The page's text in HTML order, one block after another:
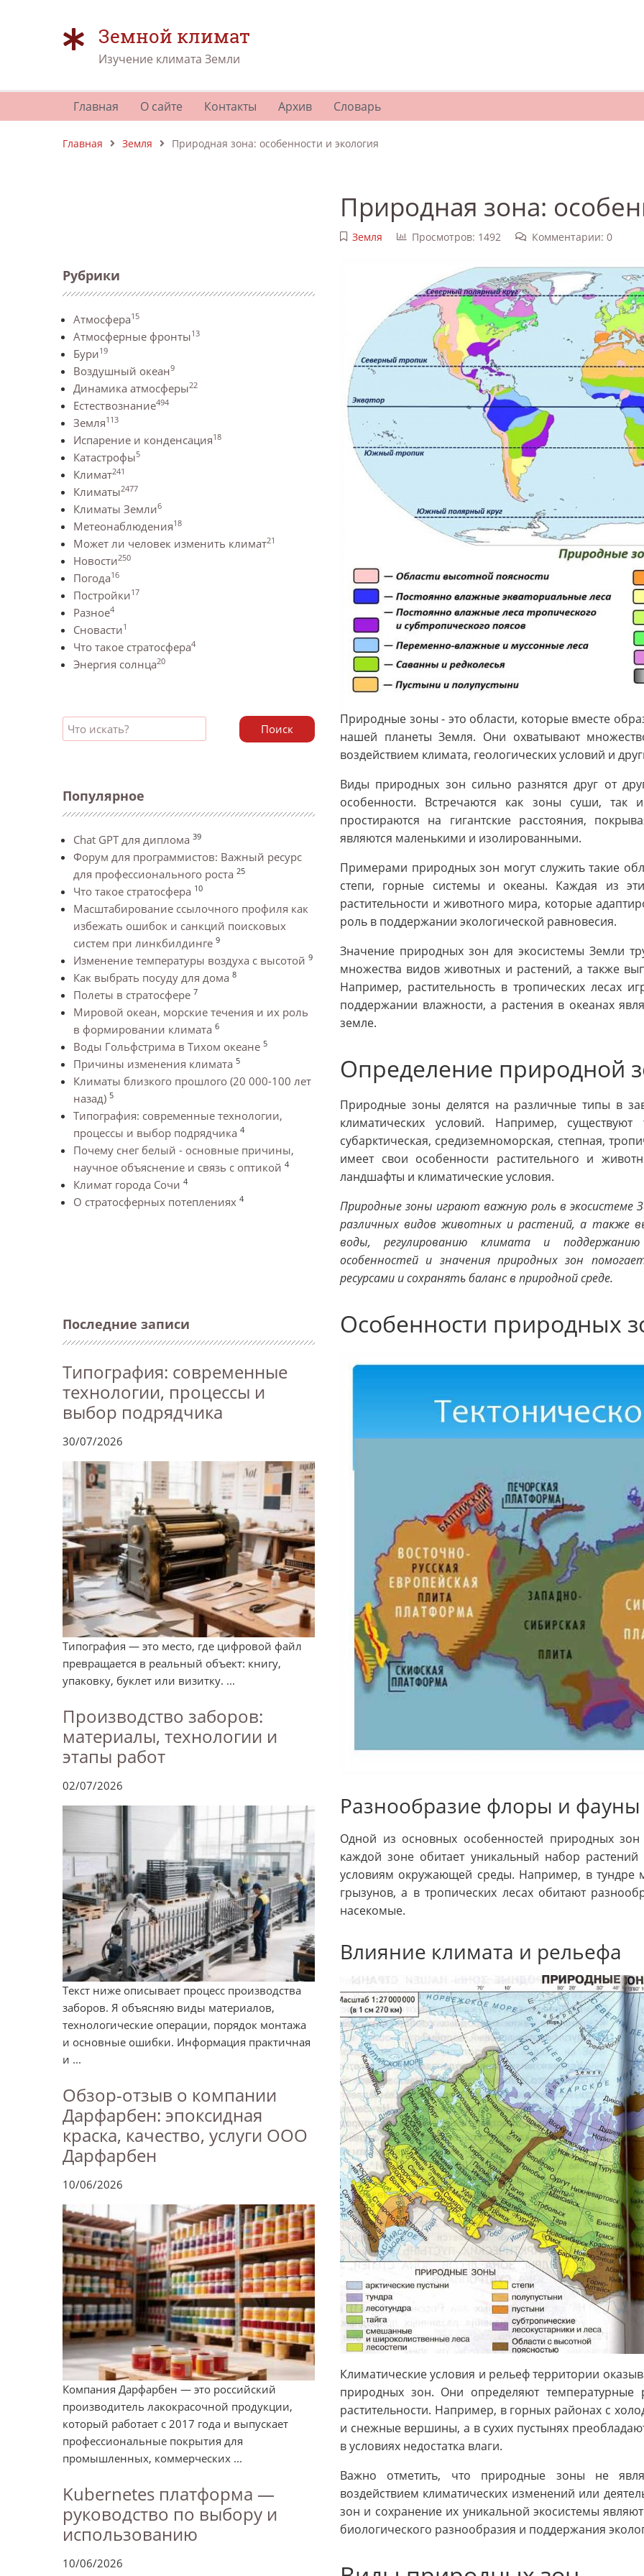
Земной климат
Изучение климата Земли
Главная О сайте Контакты Архив Словарь
Главная Земля Природная зона: особенности и экология
Рубрики
Атмосфера15
Атмосферные фронты13
Бури19
Воздушный океан9
Динамика атмосферы22
Естествознание494
Земля113
Испарение и конденсация18
Катастрофы5
Климат241
Климаты2477
Климаты Земли6
Метеонаблюдения18
Может ли человек изменить климат21
Новости250
Погода16
Постройки17
Разное4
Сновасти1
Что такое стратосфера4
Энергия солнца20
Поиск
Популярное
Chat GPT для диплома 39
Форум для программистов: Важный ресурс
для профессионального роста 25
Что такое стратосфера 10
Масштабирование ссылочного профиля как
избежать ошибок и санкций поисковых
систем при линкбилдинге 9
Изменение температуры воздуха с высотой 9
Как выбрать посуду для дома 8
Полеты в стратосфере 7
Мировой океан, морские течения и их роль
в формировании климата 6
Воды Гольфстрима в Тихом океане 5
Причины изменения климата 5
Климаты близкого прошлого (20 000-100 лет
назад) 5
Типография: современные технологии,
процессы и выбор подрядчика 4
Почему снег белый - основные причины,
научное объяснение и связь с оптикой 4
Климат города Сочи 4
О стратосферных потеплениях 4
Последние записи
Типография: современные
технологии, процессы и
выбор подрядчика
30/07/2026
Типография — это место, где цифровой файл
превращается в реальный объект: книгу,
упаковку, буклет или визитку. ...
Производство заборов:
материалы, технологии и
этапы работ
02/07/2026
Текст ниже описывает процесс производства
заборов. Я объясняю виды материалов,
технологические операции, порядок монтажа
и основные ошибки. Информация практичная
и ...
Обзор-отзыв о компании
Дарфарбен: эпоксидная
краска, качество, услуги ООО
Дарфарбен
10/06/2026
Компания Дарфарбен — это российский
производитель лакокрасочной продукции,
который работает с 2017 года и выпускает
профессиональные покрытия для
промышленных, коммерческих ...
Kubernetes платформа —
руководство по выбору и
использованию
10/06/2026
Природная зона:
Земля Просмотров: 1492 Комментарии: 0
Природные зоны - это области, которые вместе
нашей планеты Земля. Они охватывают
воздействием климата, геологических условий и
Виды природных зон сильно разнятся друг от
особенности. Встречаются как зоны суши,
простираются на гигантские расстояния,
являются маленькими и изолированными.
Примерами природных зон могут служить такие
степи, горные системы и океаны. Каждая из
растительности и животного мира, которые
роль в поддержании экологической равновесия.
Значение природных зон для экосистемы Земли
множества видов животных и растений, а также
Например, растительность в тропических лесах
поддержании влажности, а растения в океанах
земле.
Определение природной
Природные зоны делятся на различные типы в
климатических условий. Например,
субарктическая, средиземноморская, степная,
имеет свои особенности растительного и
ландшафты и климатические условия.
Природные зоны играют важную роль в экосистеме
различных видов животных и растений, а также
воды, регулированию климата и поддержанию
особенностей и значения природных зон
ресурсами и сохранять баланс в природной среде.
Особенности природных
Разнообразие флоры и фауны
Одной из основных особенностей природных
каждой зоне обитает уникальный набор
условиям окружающей среды. Например, в тундре
грызунов, а в тропических лесах обитают
насекомые.
Влияние климата и рельефа
Климатические условия и рельеф территории
природных зон. Они определяют температурные
растительности. Например, в горных районах с
и снежные вершины, а в сухих пустынях
в условиях недостатка влаги.
Важно отметить, что природные зоны не
воздействием климатических изменений или
зон и сохранение их уникальной экосистемы
биологического разнообразия и поддержания